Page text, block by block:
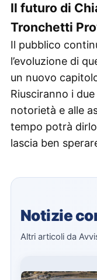
Il futuro di
Tronchetti
Il pubblico
l’evoluzione di
un nuovo
Riusciranno i
notorietà e alle
tempo potrà
lascia ben
Notizie
Altri articoli da